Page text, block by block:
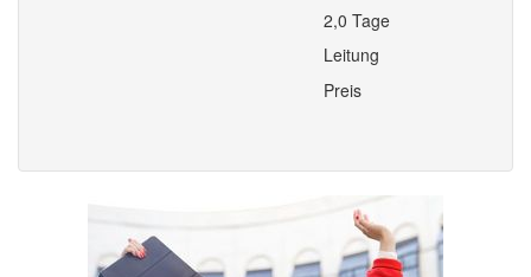
2,0 Tage
Leitung
Preis